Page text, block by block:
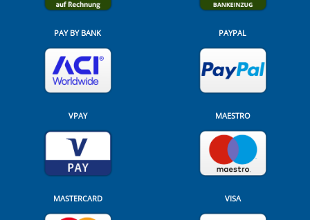
PAY BY BANK PAYPAL
VPAY MAESTRO
MASTERCARD VISA